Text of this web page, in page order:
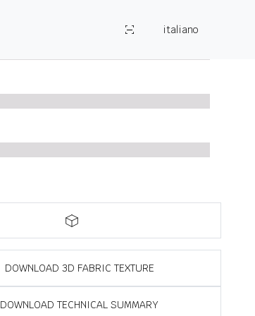
italiano
DOWNLOAD 3D FABRIC TEXTURE
DOWNLOAD TECHNICAL SUMMARY